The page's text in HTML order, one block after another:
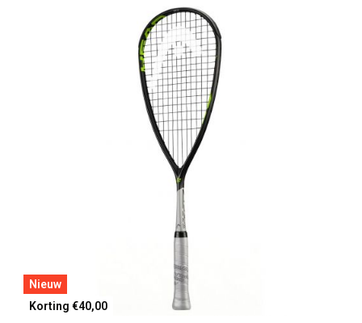
Nieuw
Korting €40,00